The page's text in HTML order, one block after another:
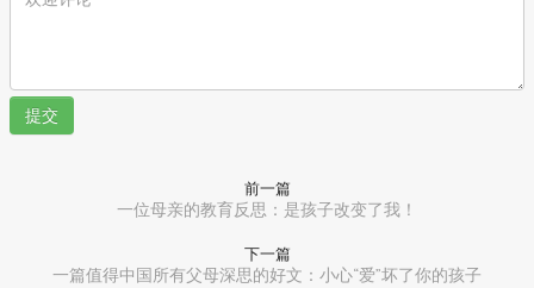
提交
前一篇
一位母亲的教育反思：是孩子改变了我！
下一篇
一篇值得中国所有父母深思的好文：小心“爱”坏了你的孩子